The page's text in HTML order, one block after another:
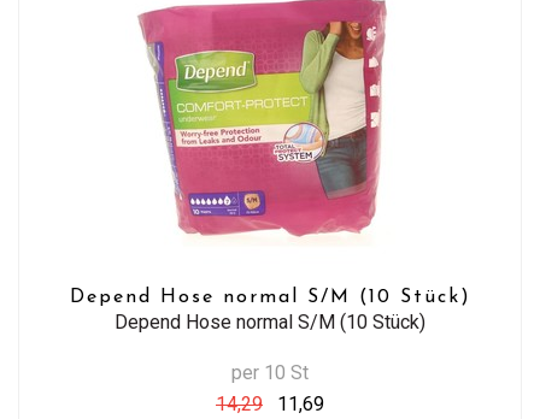
Depend Hose normal S/M (10 Stück)
Depend Hose normal S/M (10 Stück)
per 10 St
14,29
11,69